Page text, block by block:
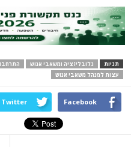
תגיות גלובליזציה ומשאבי אנוש
עצות למנהל משאבי אנוש
Facebook
Twitter